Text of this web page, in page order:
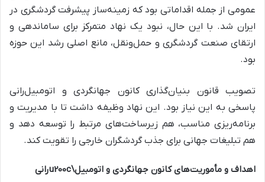
عمومی از جمله اقداماتی بود که زمینه‌ساز پیشرفت گردشگری در
ایران شد. با این حال، نبود یک نهاد متمرکز برای ساماندهی و
ارتقای صنعت گردشگری و حمل‌ونقل، مانع اصلی رشد این حوزه
بود.
تصویب قانون بنیان‌گذاری کانون جهانگردی و اتومبیل‌رانی
پاسخی به این نیاز بود. این نهاد وظیفه داشت تا با مدیریت و
برنامه‌ریزی مناسب، هم زیرساخت‌های مرتبط را توسعه دهد و
هم تبلیغات جهانی برای جذب گردشگران خارجی را تقویت کند.
اهداف و مأموریت‌های کانون جهانگردی و اتومبیل\u200cرانی